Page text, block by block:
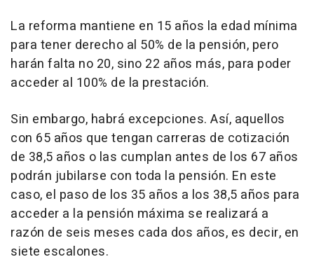
La reforma mantiene en 15 años la edad mínima
para tener derecho al 50% de la pensión, pero
harán falta no 20, sino 22 años más, para poder
acceder al 100% de la prestación.
Sin embargo, habrá excepciones. Así, aquellos
con 65 años que tengan carreras de cotización
de 38,5 años o las cumplan antes de los 67 años
podrán jubilarse con toda la pensión. En este
caso, el paso de los 35 años a los 38,5 años para
acceder a la pensión máxima se realizará a
razón de seis meses cada dos años, es decir, en
siete escalones.